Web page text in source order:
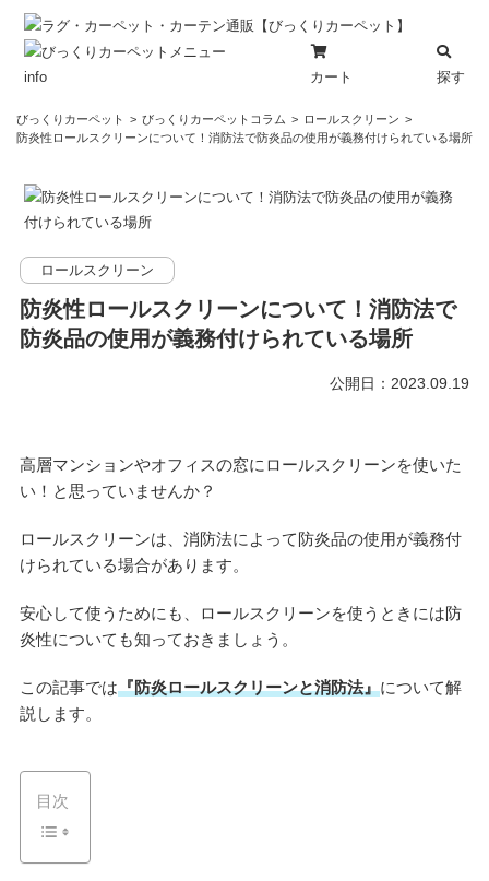
info カート 探す
びっくりカーペット びっくりカーペットコラム
ロールスクリーン
防炎性ロールスクリーンについて！消防法で防炎品の使用が義務付けられている場所
ロールスクリーン
防炎性ロールスクリーンについて！消防法で
防炎品の使用が義務付けられている場所
公開日：2023.09.19
高層マンションやオフィスの窓にロールスクリーンを使いた
い！と思っていませんか？
ロールスクリーンは、消防法によって防炎品の使用が義務付
けられている場合があります。
安心して使うためにも、ロールスクリーンを使うときには防
炎性についても知っておきましょう。
この記事では『防炎ロールスクリーンと消防法』について解
説します。
目次